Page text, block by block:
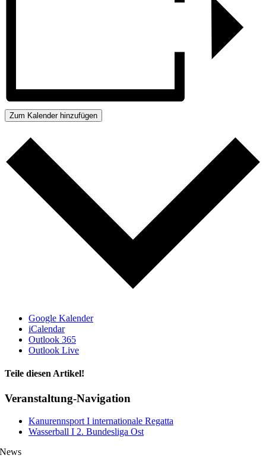
Zum Kalender hinzufügen
Google Kalender
iCalendar
Outlook 365
Outlook Live
Teile diesen Artikel!
Facebook
X
WhatsApp
Telegram
Veranstaltung-Navigation
Kanurennsport I internationale Regatta
Wasserball I 2. Bundesliga Ost
News